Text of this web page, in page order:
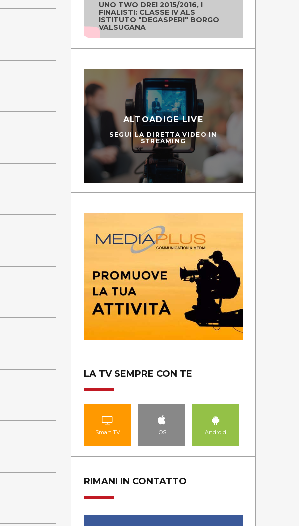
UNO TWO DREI 2015/2016, I
FINALISTI: CLASSE IV ALS
ISTITUTO "DEGASPERI" BORGO
VALSUGANA
ALTOADIGE LIVE
SEGUI LA DIRETTA VIDEO IN
STREAMING
LA TV SEMPRE CON TE
Smart TV IOS Android
RIMANI IN CONTATTO